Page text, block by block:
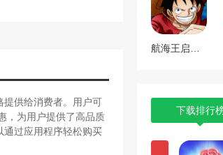
提供给消费者。用户可
，为用户提供了高品质
通过应用程序轻松购买
下载排行